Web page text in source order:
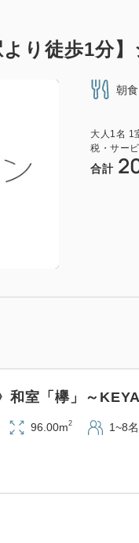
り徒歩1分
朝食
大人 1名 1
税・サー
合計
和室「欅」～
96.00m2 1~8名